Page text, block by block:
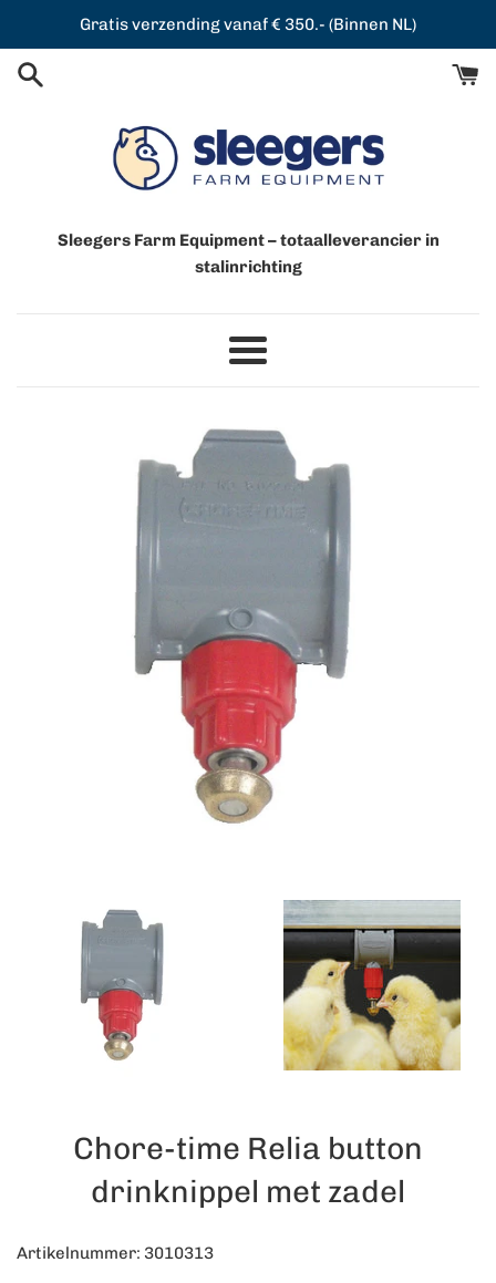
de
content
Gratis verzending vanaf € 350.- (Binnen NL)
Sleegers Farm Equipment – totaalleverancier in
stalinrichting
Menu
Chore-time Relia button
drinknippel met zadel
Artikelnummer: 3010313